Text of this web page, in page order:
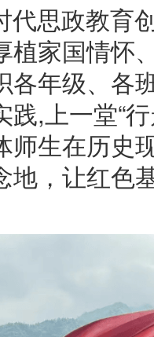
代思政教育
植家国情怀
各年级、各
践,上一堂“
师生在历史
地，让红色